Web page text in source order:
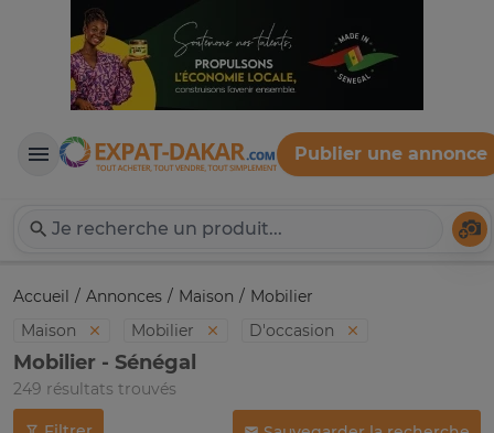
Expat-Dakar
Publier une annonce
Accueil Annonces Maison
Mobilier
Maison
Mobilier D'occasion
Mobilier - Sénégal
249 résultats trouvés